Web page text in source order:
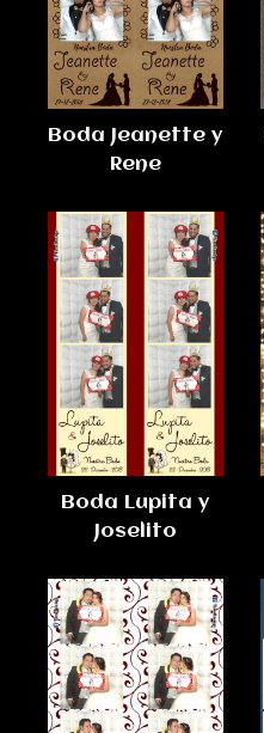
Boda Jeanette y
Rene
Boda Lupita y
Joselito